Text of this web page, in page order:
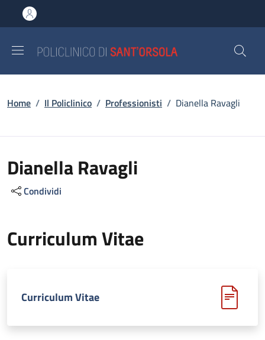
al contenuto principale
to footer content
Briciole di pane
Home / Il Policlinico / Professionisti / Dianella Ravagli
Dianella Ravagli
Condividi
Curriculum Vitae
Curriculum Vitae